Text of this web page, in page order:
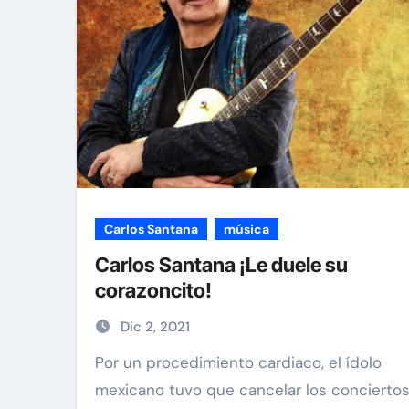
Carlos Santana música
Carlos Santana ¡Le duele su
corazoncito!
Dic 2, 2021
Por un procedimiento cardiaco, el ídolo
mexicano tuvo que cancelar los conciertos